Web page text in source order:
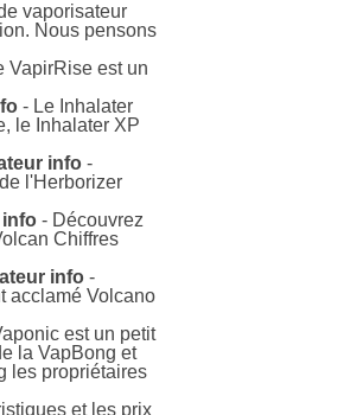
vaporisateur
Nous pensons
VapirRise est un
- Le Inhalater
le Inhalater XP
info -
l'Herborizer
info - Découvrez
Chiffres
info -
acclamé Volcano
est un petit
la VapBong et
les propriétaires
et les prix